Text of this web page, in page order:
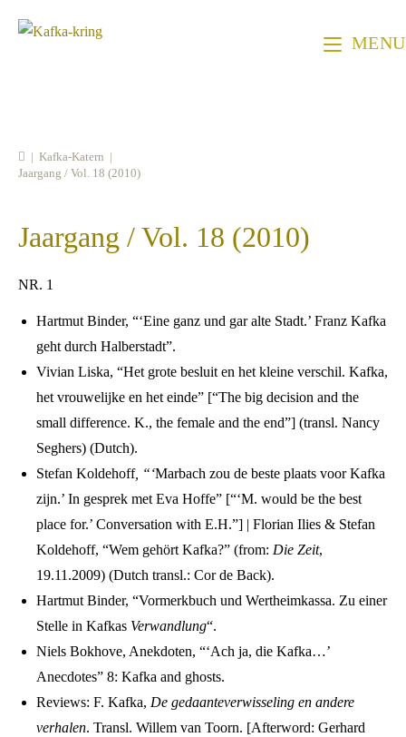
naar
MENU
Jaargang / Vol. 18 (2010)
| Kafka-Katern |
Jaargang / Vol. 18 (2010)
NR. 1
Hartmut Binder, “‘Eine ganz und gar alte Stadt.’ Franz Kafka
geht durch Halberstadt”.
Vivian Liska, “Het grote besluit en het kleine verschil. Kafka,
het vrouwelijke en het einde” [“The big decision and the
small difference. K., the female and the end”] (transl. Nancy
Seghers) (Dutch).
Stefan Koldehoff, “‘Marbach zou de beste plaats voor Kafka
zijn.’ In gesprek met Eva Hoffe” [“‘M. would be the best
place for.’ Conversation with E.H.”] | Florian Ilies & Stefan
Koldehoff, “Wem gehört Kafka?” (from: Die Zeit,
19.11.2009) (Dutch transl.: Cor de Back).
Hartmut Binder, “Vormerkbuch und Wertheimkassa. Zu einer
Stelle in Kafkas Verwandlung“.
Niels Bokhove, Anekdoten, “‘Ach ja, die Kafka…’
Anecdotes” 8: Kafka and ghosts.
Reviews: F. Kafka, De gedaanteverwisseling en andere
verhalen. Transl. Willem van Toorn. [Afterword: Gerhard